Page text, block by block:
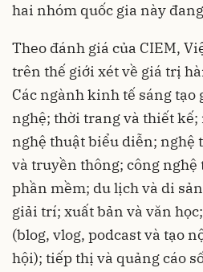
hai nhóm quốc gia này
Theo đánh giá của CIEM,
trên thế giới xét về giá trị
Các ngành kinh tế sáng tạo
nghệ; thời trang và thiết kế;
nghệ thuật biểu diễn; nghệ
và truyền thông; công
phần mềm; du lịchvà di
giải trí; xuất bản và văn
(blog, vlog, podcast và tạo
hội); tiếp thị và quảng cáo